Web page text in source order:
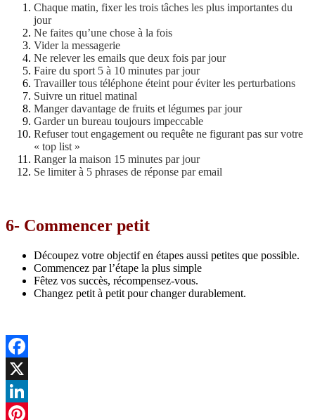
Chaque matin, fixer les trois tâches les plus importantes du
jour
Ne faites qu’une chose à la fois
Vider la messagerie
Ne relever les emails que deux fois par jour
Faire du sport 5 à 10 minutes par jour
Travailler tous téléphone éteint pour éviter les perturbations
Suivre un rituel matinal
Manger davantage de fruits et légumes par jour
Garder un bureau toujours impeccable
Refuser tout engagement ou requête ne figurant pas sur votre
« top list »
Ranger la maison 15 minutes par jour
Se limiter à 5 phrases de réponse par email
6- Commencer petit
Découpez votre objectif en étapes aussi petites que possible.
Commencez par l’étape la plus simple
Fêtez vos succès, récompensez-vous.
Changez petit à petit pour changer durablement.
Facebook
X
LinkedIn